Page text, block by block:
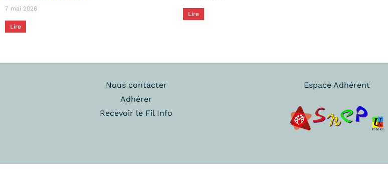
7 mai 2026
Lire
Lire
Nous contacter
Adhérer
Recevoir le Fil Info
Espace Adhérent